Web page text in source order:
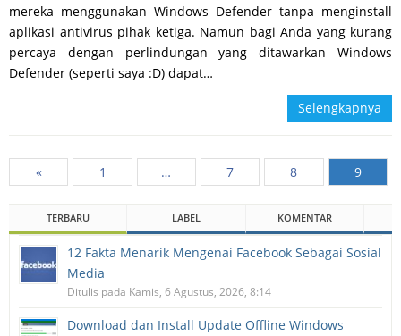
mereka menggunakan Windows Defender tanpa menginstall
aplikasi antivirus pihak ketiga. Namun bagi Anda yang kurang
percaya dengan perlindungan yang ditawarkan Windows
Defender (seperti saya :D) dapat…
Selengkapnya
« 1 … 7 8 9
TERBARU LABEL KOMENTAR
12 Fakta Menarik Mengenai Facebook Sebagai Sosial
Media
Ditulis pada Kamis, 6 Agustus, 2026, 8:14
Download dan Install Update Offline Windows